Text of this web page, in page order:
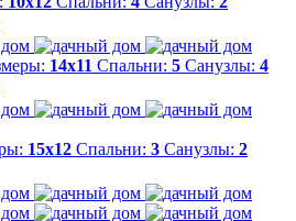
14х11 Спальни: 5 Санузлы: 4
15х12 Спальни: 3 Санузлы: 2